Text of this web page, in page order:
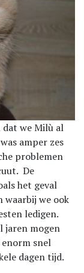
dat we Milù al
amper zes
problemen
De
het geval
waarbij we ook
ledigen.
jaren mogen
snel
dagen tijd.